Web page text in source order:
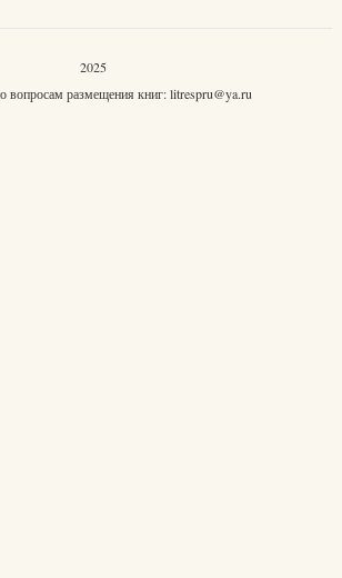
2025
вопросам размещения книг:litrespru@ya.ru